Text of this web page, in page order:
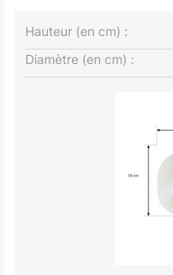
Hauteur (en cm) :
Diamètre (en cm) :